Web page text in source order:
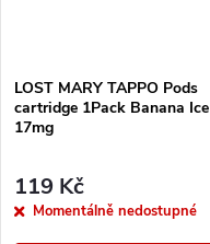
LOST MARY TAPPO Pods
cartridge 1Pack Banana Ice
17mg
119 Kč
Momentálně nedostupné